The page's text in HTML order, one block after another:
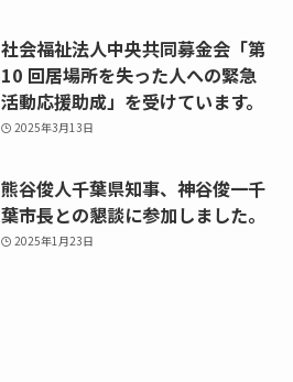
社会福祉法人中央共同募金会「第
10 回居場所を失った人への緊急
活動応援助成」を受けています。
2025年3月13日
熊谷俊人千葉県知事、神谷俊一千
葉市長との懇談に参加しました。
2025年1月23日